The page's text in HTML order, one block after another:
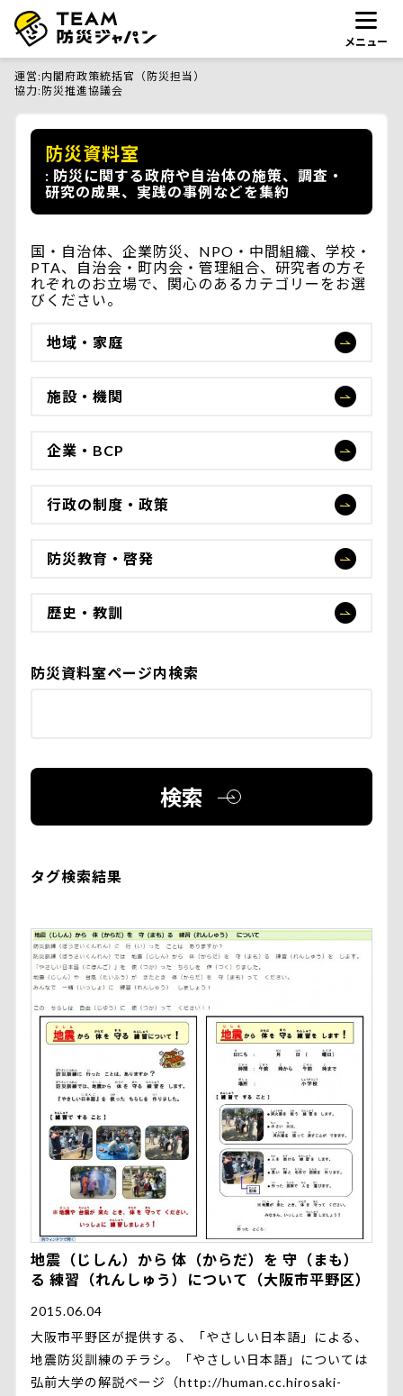
メニュー
運営 内閣府政策統括官（防災担当）
協力 防災推進協議会
防災資料室
防災に関する政府や自治体の施策、調査・
研究の成果、実践の事例などを集約
国・自治体、企業防災、NPO・中間組織、学校・
PTA、自治会・町内会・管理組合、研究者の方そ
れぞれのお立場で、関心のあるカテゴリーをお選
びください。
地域・家庭
施設・機関
企業・BCP
行政の制度・政策
防災教育・啓発
歴史・教訓
防災資料室ページ内検索
検索
タグ検索結果
地震（じしん）から 体（からだ）を 守（まも）
る 練習（れんしゅう）について（大阪市平野区）
2015.06.04
大阪市平野区が提供する、「やさしい日本語」による、
地震防災訓練のチラシ。「やさしい日本語」については
弘前大学の解説ページ（http://human.cc.hirosaki-